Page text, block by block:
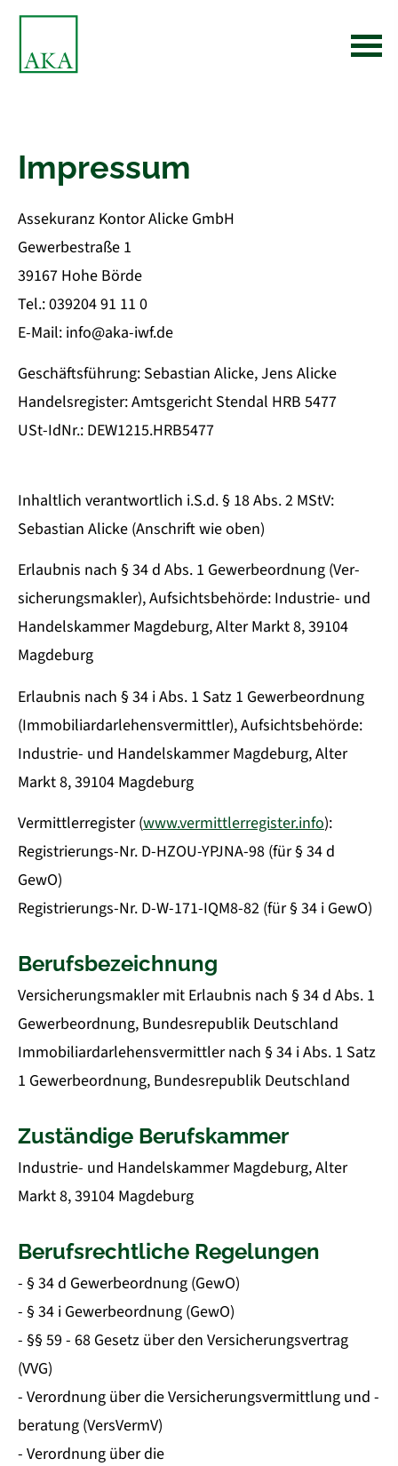
Impressum
Assekuranz Kontor Alicke GmbH
Gewerbestraße 1
39167 Hohe Börde
Tel.: 039204 91 11 0
E-Mail: info@aka-iwf.de
Geschäftsführung: Sebastian Alicke, Jens Alicke
Handelsregister: Amtsgericht Stendal HRB 5477
USt-IdNr.: DEW1215.HRB5477
Inhaltlich verantwortlich i.S.d. § 18 Abs. 2 MStV:
Sebastian Alicke (Anschrift wie oben)
Erlaubnis nach § 34 d Abs. 1 Gewerbeordnung (Ver­
sicherungs­makler), Aufsichtsbehörde: Industrie- und
Handelskammer Magdeburg, Alter Markt 8, 39104
Magdeburg
Erlaubnis nach § 34 i Abs. 1 Satz 1 Gewerbeordnung
(Immobiliardarlehensvermittler), Aufsichtsbehörde:
Industrie- und Handelskammer Magdeburg, Alter
Markt 8, 39104 Magdeburg
Vermittlerregister (www.vermittlerregister.info):
Registrierungs-Nr. D-HZOU-YPJNA-98 (für § 34 d
GewO)
Registrierungs-Nr. D-W-171-IQM8-82 (für § 34 i GewO)
Berufsbezeichnung
Ver­sicherungs­makler mit Erlaubnis nach § 34 d Abs. 1
Gewerbeordnung, Bundesrepublik Deutschland
Immobiliardarlehensvermittler nach § 34 i Abs. 1 Satz
1 Gewerbeordnung, Bundesrepublik Deutschland
Zuständige Berufskammer
Industrie- und Handelskammer Magdeburg, Alter
Markt 8, 39104 Magdeburg
Berufsrechtliche Regelungen
- § 34 d Gewerbeordnung (GewO)
- § 34 i Gewerbeordnung (GewO)
- §§ 59 - 68 Gesetz über den Versicherungsvertrag
(VVG)
- Verordnung über die Versicherungsvermittlung und -
beratung (VersVermV)
- Verordnung über die